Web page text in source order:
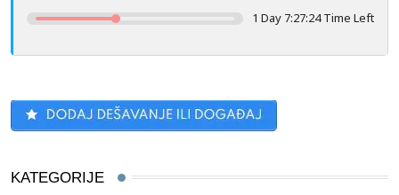
1 Day 7:27:24 Time Left
KATEGORIJE